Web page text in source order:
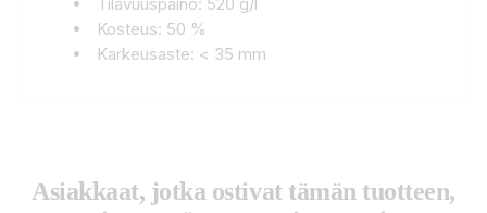
Kosteus: 50 %
Karkeusaste: < 35 mm
Asiakkaat, jotka ostivat tämän tuotteen,